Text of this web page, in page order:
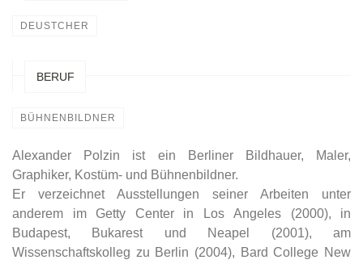
DEUSTCHER
BERUF
BÜHNENBILDNER
Alexander Polzin ist ein Berliner Bildhauer, Maler,
Graphiker, Kostüm- und Bühnenbildner.
Er verzeichnet Ausstellungen seiner Arbeiten unter
anderem im Getty Center in Los Angeles (2000), in
Budapest, Bukarest und Neapel (2001), am
Wissenschaftskolleg zu Berlin (2004), Bard College New